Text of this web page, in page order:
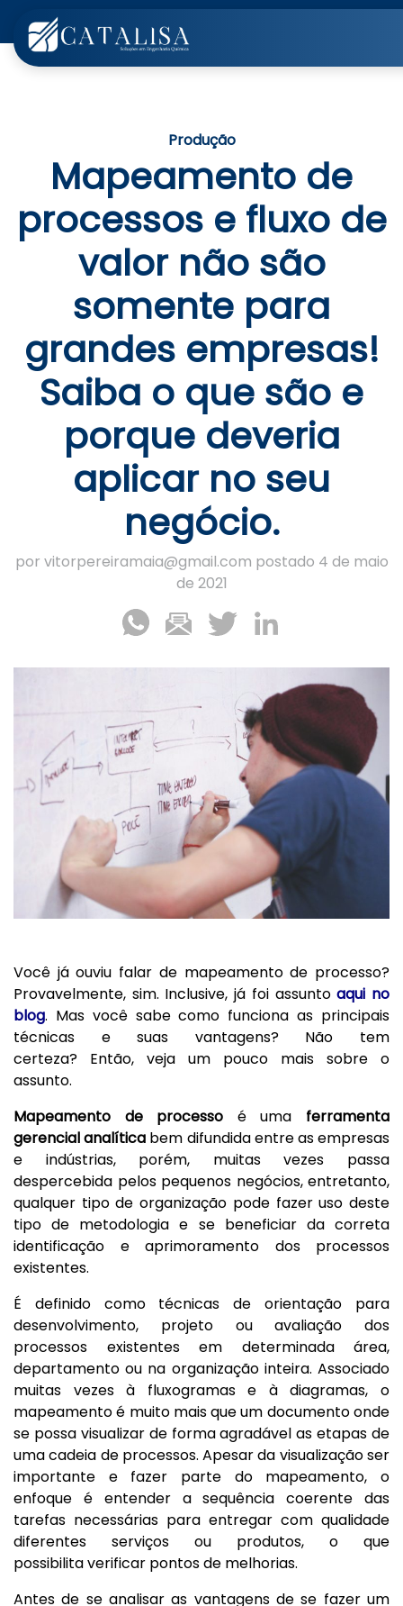
Produção
Mapeamento de
processos e fluxo de
valor não são
somente para
grandes empresas!
Saiba o que são e
porque deveria
aplicar no seu
negócio.
por vitorpereiramaia@gmail.com postado 4 de maio
de 2021
Você já ouviu falar de mapeamento de processo?
Provavelmente, sim. Inclusive, já foi assuntoaqui no
blog. Mas você sabe como funciona as principais
técnicas e suas vantagens? Não tem
certeza? Então, veja um pouco mais sobre o
assunto.
Mapeamento de processo é uma ferramenta
gerencial analítica bem difundida entre as empresas
e indústrias, porém, muitas vezes passa
despercebida pelos pequenos negócios, entretanto,
qualquer tipo de organização pode fazer uso deste
tipo de metodologia e se beneficiar da correta
identificação e aprimoramento dos processos
existentes.
É definido como técnicas de orientação para
desenvolvimento, projeto ou avaliação dos
processos existentes em determinada área,
departamento ou na organização inteira. Associado
muitas vezes à fluxogramas e à diagramas, o
mapeamento é muito mais que um documento onde
se possa visualizar de forma agradável as etapas de
uma cadeia de processos. Apesar da visualização ser
importante e fazer parte do mapeamento, o
enfoque é entender a sequência coerente das
tarefas necessárias para entregar com qualidade
diferentes serviços ou produtos, o que
possibilita verificar pontos de melhorias.
Antes de se analisar as vantagens de se fazer um